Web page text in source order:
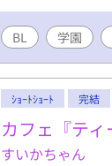
BL 学園
ｼｮｰﾄｼｮｰﾄ 完結
カフェ『テ
すいかちゃん